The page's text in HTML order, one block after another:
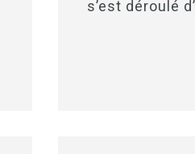
s’est déroulé